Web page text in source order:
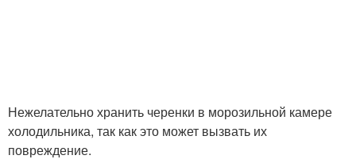
Нежелательно хранить черенки в морозильной камере
холодильника, так как это может вызвать их
повреждение.